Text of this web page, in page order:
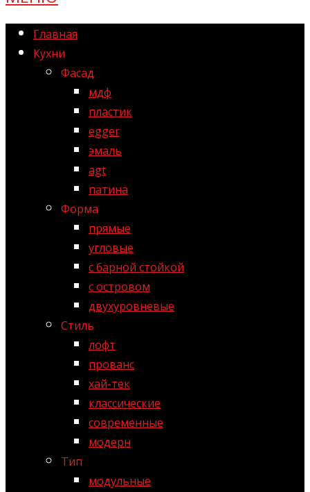
Главная
Кухни
Фасад
мдф
пластик
egger
эмаль
agt
патина
Форма
прямые
угловые
с барной стойкой
с островом
двухуровневые
Стиль
лофт
прованс
хай-тек
классические
современные
модерн
Тип
модульные